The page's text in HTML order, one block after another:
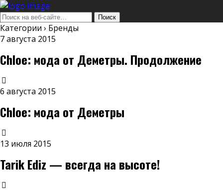
Категории › Бренды
7 августа 2015
Chloe: мода от Деметры. Продолжение
6 августа 2015
Chloe: мода от Деметры
13 июля 2015
Tarik Ediz — всегда на высоте!